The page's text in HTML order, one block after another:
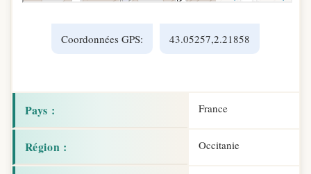
Coordonnées GPS: 43.05257,2.21858
Pays : France
Région : Occitanie